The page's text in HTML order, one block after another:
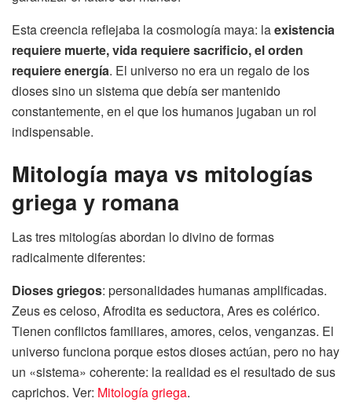
Esta creencia reflejaba la cosmología maya: laexistencia
requiere muerte, vida requiere sacrificio, el orden
requiere energía. El universo no era un regalo de los
dioses sino un sistema que debía ser mantenido
constantemente, en el que los humanos jugaban un rol
indispensable.
Mitología maya vs mitologías
griega y romana
Las tres mitologías abordan lo divino de formas
radicalmente diferentes:
Dioses griegos: personalidades humanas amplificadas.
Zeus es celoso, Afrodita es seductora, Ares es colérico.
Tienen conflictos familiares, amores, celos, venganzas. El
universo funciona porque estos dioses actúan, pero no hay
un «sistema» coherente: la realidad es el resultado de sus
caprichos. Ver: Mitología griega.